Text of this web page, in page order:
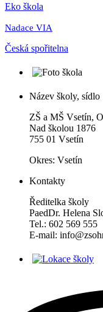
Eko škola
Nadace VIA
Česká spořitelna
Název školy, sídlo
ZŠ a MŠ Vsetín,
Nad školou 1876
755 01 Vsetín
Okres: Vsetín
Kontakty
Ředitelka školy
PaedDr. Helena
Tel.: 602 569 555
E-mail: